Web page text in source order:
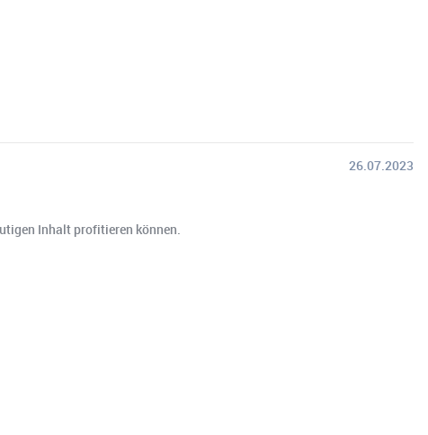
26.07.2023
Inhalt profitieren können.